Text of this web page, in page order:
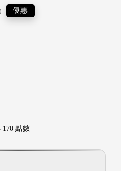
優惠
170 點數